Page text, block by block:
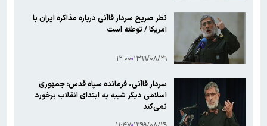
نظر صریح سردار قاآنی درباره مذاکره ایران با
آمریکا / توطئه است
۱۳۹۹/۰۸/۲۹ ۱۲:۰۰
سردار قاآنی، فرمانده سپاه قدس: جمهوری
اسلامی دیگر شبیه به ابتدای انقلاب برخورد
نمی‌کند